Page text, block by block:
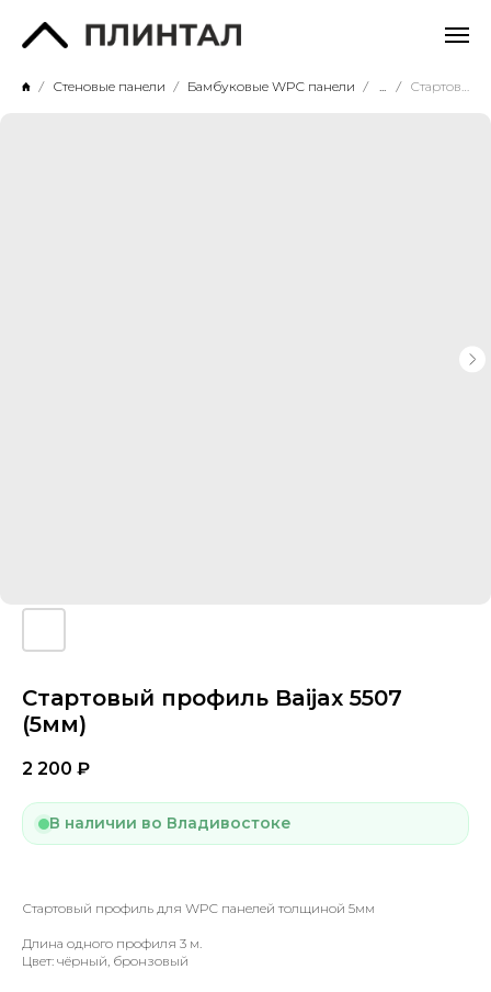
Стеновые панели Бамбуковые WPC панели ... Стартовый профиль Baijax 5507 (5мм)
Стартовый профиль Baijax 5507
(5мм)
2 200 ₽
В наличии во Владивостоке
Стартовый профиль для WPC панелей толщиной 5мм
Длина одного профиля 3 м.
Цвет: чёрный, бронзовый